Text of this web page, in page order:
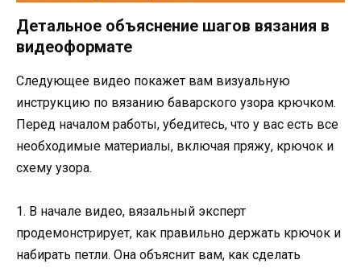
Детальное объяснение шагов вязания в
видеоформате
Следующее видео покажет вам визуальную
инструкцию по вязанию баварского узора крючком.
Перед началом работы, убедитесь, что у вас есть все
необходимые материалы, включая пряжу, крючок и
схему узора.
1. В начале видео, вязальный эксперт
продемонстрирует, как правильно держать крючок и
набирать петли. Она объяснит вам, как сделать